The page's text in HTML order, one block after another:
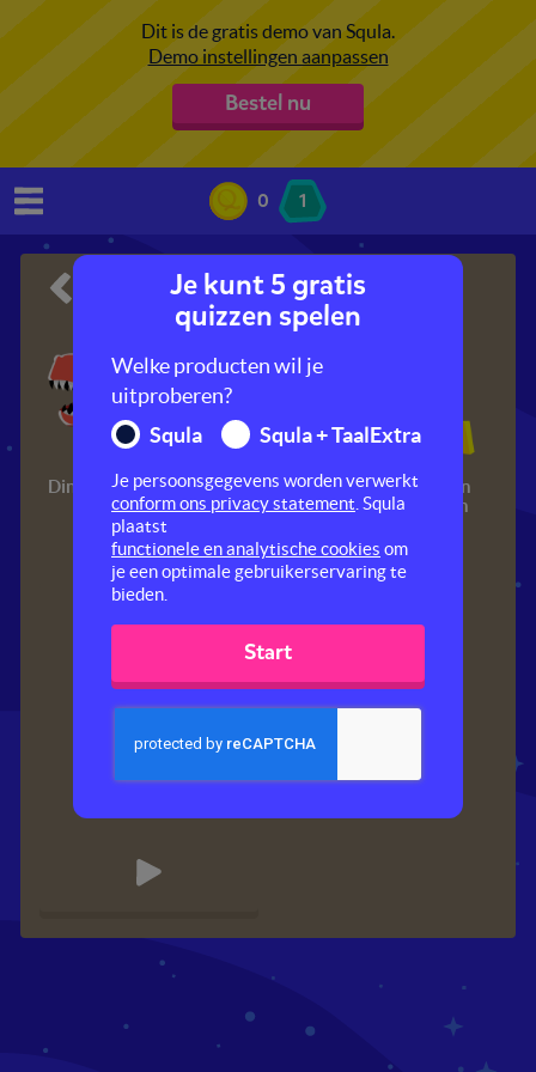
Dit is de gratis demo van Squla.
Demo instellingen aanpassen
Bestel nu
0 1
Geschiedenis
Dinosaurussen
Jagers en
boeren
Grieken en
Romeinen
Steden en staten
Je kunt 5 gratis
quizzen spelen
Welke producten wil je
uitproberen?
Squla
Squla + TaalExtra
Je persoonsgegevens worden verwerkt
conform ons privacy statement . Squla
plaatst
functionele en analytische cookies om
je een optimale gebruikerservaring te
bieden.
Start